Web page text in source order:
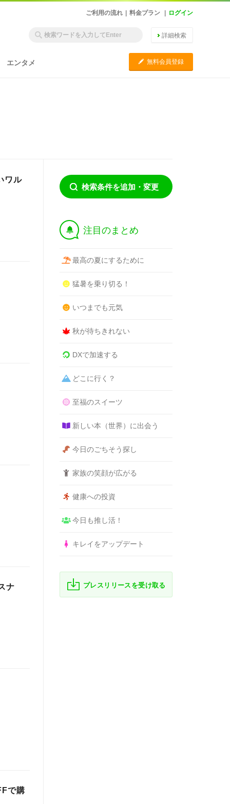
ご利用の流れ 料金プラン ログイン
詳細検索
エンタメ C 無料会員登録
ワル
ナ
で購
検索条件を追加・変更
† 注目のまとめ
最高の夏にするために
猛暑を乗り切る！
いつまでも元気
秋が待ちきれない
DXで加速する
どこに行く？
至福のスイーツ
新しい本（世界）に出会う
今日のごちそう探し
家族の笑顔が広がる
健康への投資
今日も推し活！
キレイをアップデート
プレスリリースを受け取る